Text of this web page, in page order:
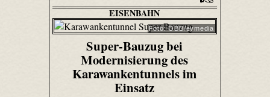
EISENBAHN
Foto: ÖBB/evmedia
Super-Bauzug bei
Modernisierung des
Karawankentunnels im
Einsatz